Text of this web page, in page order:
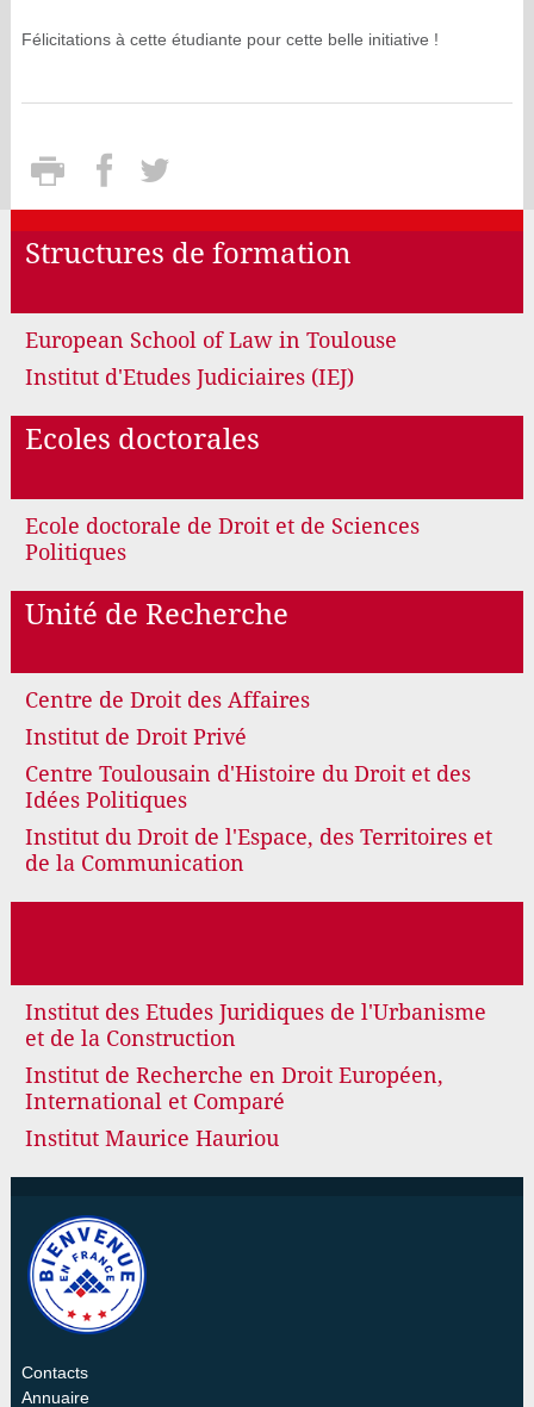
Félicitations à cette étudiante pour cette belle initiative !
Structures de formation
European School of Law in Toulouse
Institut d'Etudes Judiciaires (IEJ)
Ecoles doctorales
Ecole doctorale de Droit et de Sciences
Politiques
Unité de Recherche
Centre de Droit des Affaires
Institut de Droit Privé
Centre Toulousain d'Histoire du Droit et des
Idées Politiques
Institut du Droit de l'Espace, des Territoires et
de la Communication
Institut des Etudes Juridiques de l'Urbanisme
et de la Construction
Institut de Recherche en Droit Européen,
International et Comparé
Institut Maurice Hauriou
Contacts
Annuaire